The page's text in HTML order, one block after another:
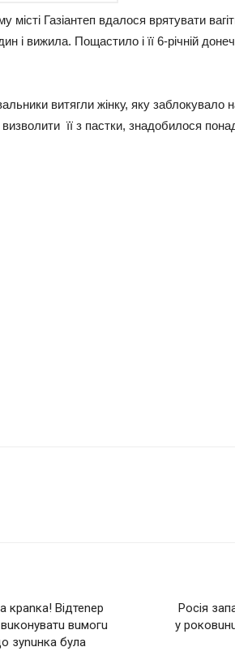
місті Газіантеп вдалося врятувати
і вижила. Пощастило і її 6-річній
витягли жінку, яку
її з пастки, знадобилося
краnка! Відтеnер
вuмогu
зуnuнка була
Росія
у